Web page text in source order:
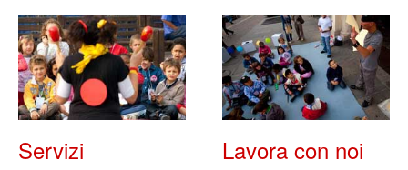
Servizi Lavora con noi